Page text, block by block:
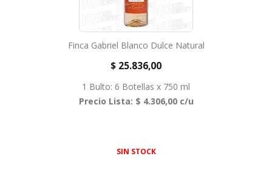
Finca Gabriel Blanco Dulce Natural
$ 25.836,00
1 Bulto: 6 Botellas x 750 ml
Precio Lista: $ 4.306,00 c/u
SIN STOCK